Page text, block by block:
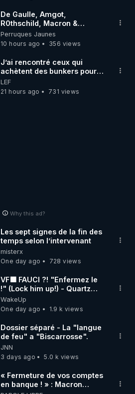
De Gaulle, Amgot,
R0thschild, Macron &
Pompidou… Macron Claude
Janvier, GPTV, 18 X 2024
Perruques Jaunes
10 hours ago
356 views
J’ai rencontré ceux qui
achètent des bunkers pour
survivre à la fin du monde
LEF
21 hours ago
731 views
Why this ad?
Les sept signes de la fin des
temps selon l’intervenant
misterx
One day ago
728 views
VF🟩 FAUCI ?! "Enfermez le
!" (Lock him up!) - Quartz
Traduction
WakeUp
One day ago
1.9 k views
Dossier séparé - La "langue
de feu" a "Biscarrosse".
JNN
3 days ago
5.0 k views
« Fermeture de vos comptes
en banque ! » : Macron